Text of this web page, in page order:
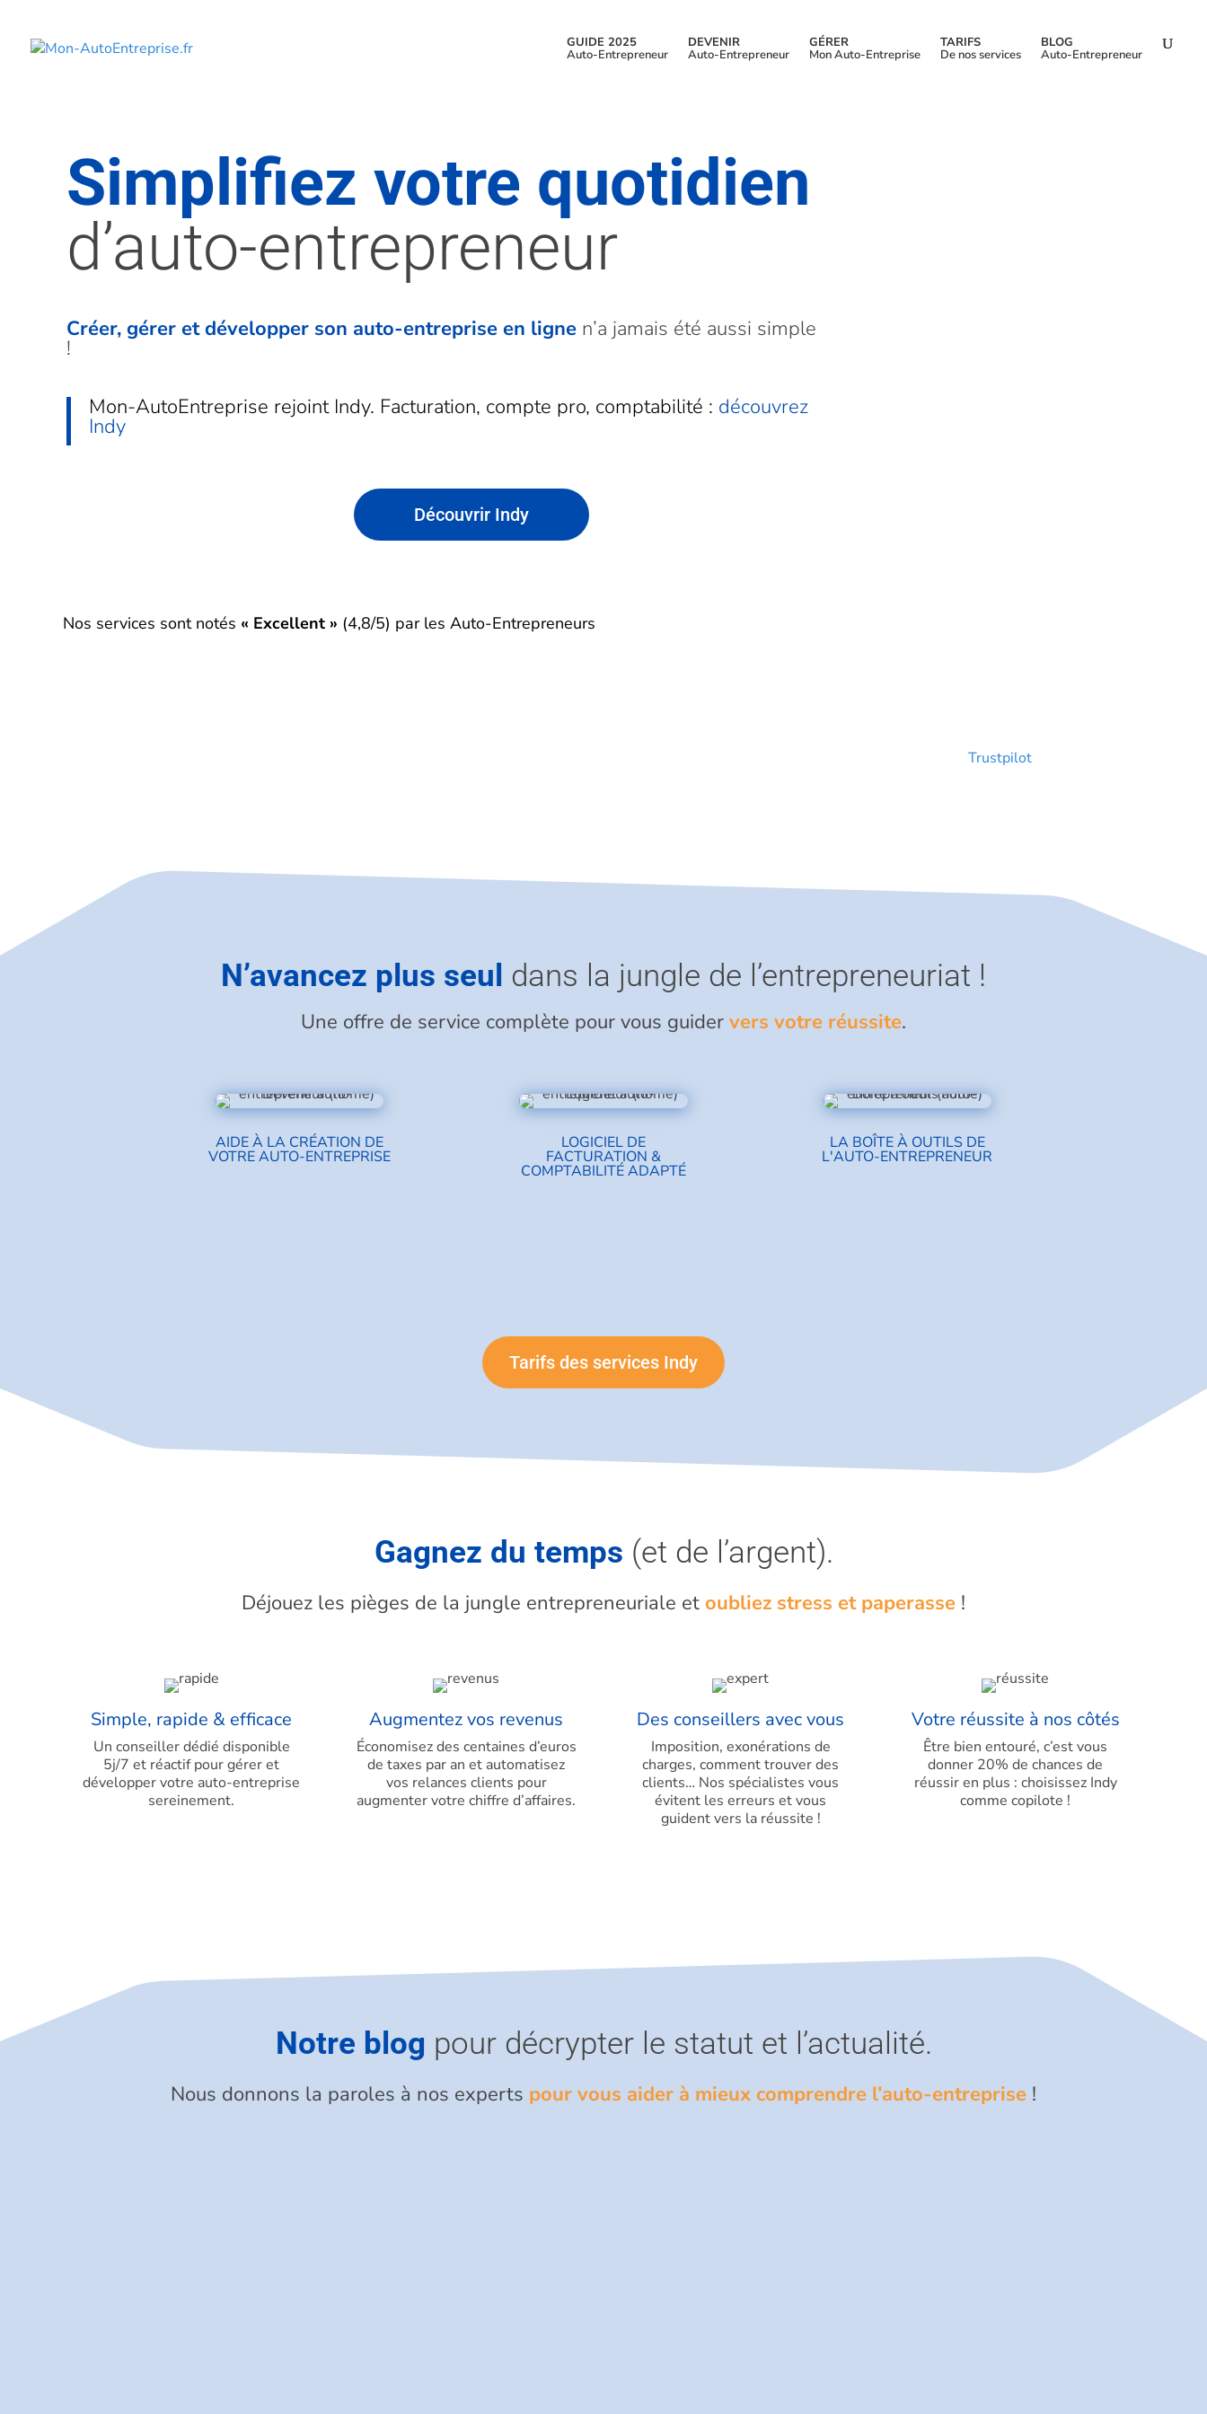
GUIDE 2025
Auto-Entrepreneur
DEVENIR
Auto-Entrepreneur
GÉRER
Mon Auto-Entreprise
TARIFS
De nos services
BLOG
Auto-Entrepreneur
Simplifiez votre quotidien
d’auto-entrepreneur
Créer, gérer et développer son auto-entreprise en lignen’a jamais été aussi simple
!
Mon-AutoEntreprise rejoint Indy. Facturation, compte pro, comptabilité : découvrez
Indy
Découvrir Indy
Nos services sont notés « Excellent » (4,8/5) par les Auto-Entrepreneurs
Trustpilot
N’avancez plus seul dans la jungle de l’entrepreneuriat !
Une offre de service complète pour vous guider vers votre réussite.
AIDE À LA CRÉATION DE
VOTRE AUTO-ENTREPRISE
LOGICIEL DE
FACTURATION &
COMPTABILITÉ ADAPTÉ
LA BOÎTE À OUTILS DE
L'AUTO-ENTREPRENEUR
Tarifs des services Indy
Gagnez du temps (et de l’argent).
Déjouez les pièges de la jungle entrepreneuriale et oubliez stress et paperasse !
Simple, rapide & efficace
Un conseiller dédié disponible
5j/7 et réactif pour gérer et
développer votre auto-entreprise
sereinement.
Augmentez vos revenus
Économisez des centaines d’euros
de taxes par an et automatisez
vos relances clients pour
augmenter votre chiffre d’affaires.
Des conseillers avec vous
Imposition, exonérations de
charges, comment trouver des
clients… Nos spécialistes vous
évitent les erreurs et vous
guident vers la réussite !
Votre réussite à nos côtés
Être bien entouré, c’est vous
donner 20% de chances de
réussir en plus : choisissez Indy
comme copilote !
Notre blog pour décrypter le statut et l’actualité.
Nous donnons la paroles à nos experts pour vous aider à mieux comprendre l’auto-entreprise !